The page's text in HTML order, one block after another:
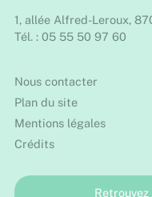
1, allée Alfred-Leroux,
Tél. : 05 55 50 97 60
Nous contacter
Plan du site
Mentions légales
Crédits